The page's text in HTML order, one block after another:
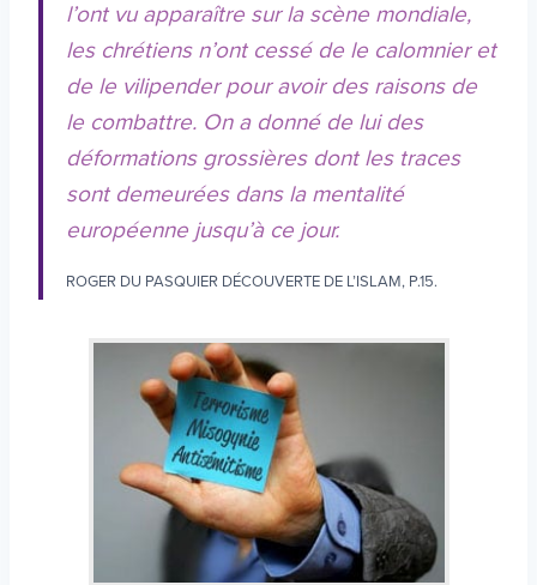
l’ont vu apparaître sur la scène mondiale,
les chrétiens n’ont cessé de le calomnier et
de le vilipender pour avoir des raisons de
le combattre. On a donné de lui des
déformations grossières dont les traces
sont demeurées dans la mentalité
européenne jusqu’à ce jour.
ROGER DU PASQUIER DÉCOUVERTE DE L’ISLAM, P.15.